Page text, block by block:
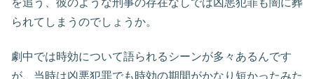
られてしまうのでしょうか。
劇中では時効について語られるシーンが多々あるんです
が、当時は凶悪犯罪でも時効の期間がかなり短かったみた